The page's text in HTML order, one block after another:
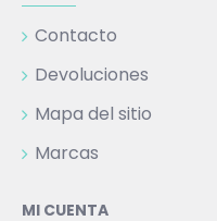
Contacto
Devoluciones
Mapa del sitio
Marcas
MI CUENTA